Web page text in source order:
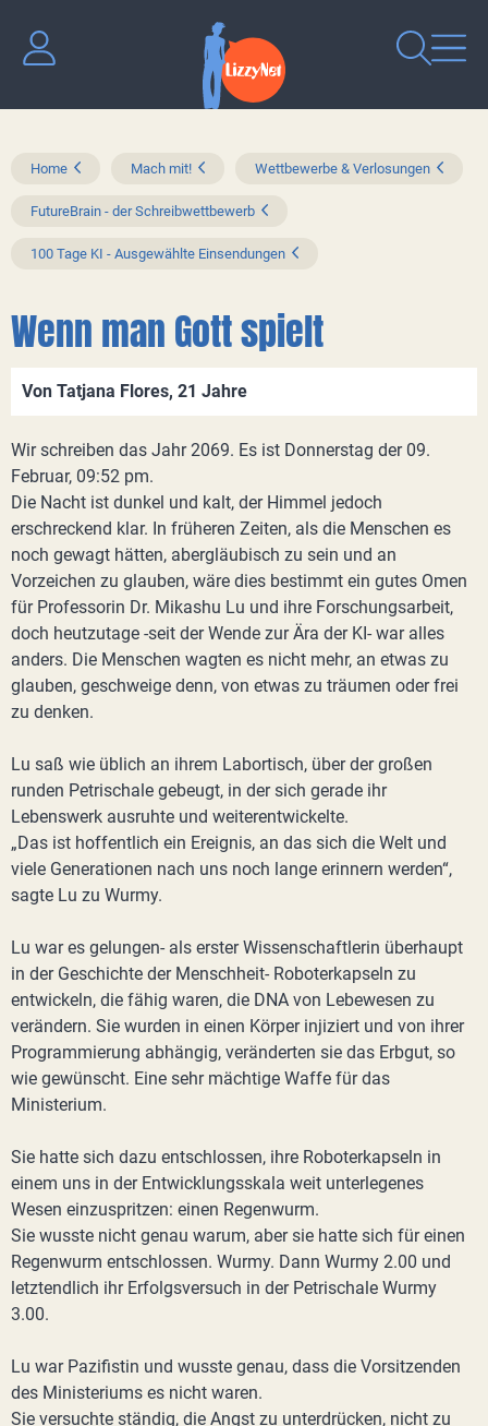
Home Mach mit! Wettbewerbe & Verlosungen
FutureBrain - der Schreibwettbewerb
100 Tage KI - Ausgewählte Einsendungen
Wenn man Gott spielt
Von Tatjana Flores, 21 Jahre
Wir schreiben das Jahr 2069. Es ist Donnerstag der 09.
Februar, 09:52 pm.
Die Nacht ist dunkel und kalt, der Himmel jedoch
erschreckend klar. In früheren Zeiten, als die Menschen es
noch gewagt hätten, abergläubisch zu sein und an
Vorzeichen zu glauben, wäre dies bestimmt ein gutes Omen
für Professorin Dr. Mikashu Lu und ihre Forschungsarbeit,
doch heutzutage -seit der Wende zur Ära der KI- war alles
anders. Die Menschen wagten es nicht mehr, an etwas zu
glauben, geschweige denn, von etwas zu träumen oder frei
zu denken.
Lu saß wie üblich an ihrem Labortisch, über der großen
runden Petrischale gebeugt, in der sich gerade ihr
Lebenswerk ausruhte und weiterentwickelte.
„Das ist hoffentlich ein Ereignis, an das sich die Welt und
viele Generationen nach uns noch lange erinnern werden“,
sagte Lu zu Wurmy.
Lu war es gelungen- als erster Wissenschaftlerin überhaupt
in der Geschichte der Menschheit- Roboterkapseln zu
entwickeln, die fähig waren, die DNA von Lebewesen zu
verändern. Sie wurden in einen Körper injiziert und von ihrer
Programmierung abhängig, veränderten sie das Erbgut, so
wie gewünscht. Eine sehr mächtige Waffe für das
Ministerium.
Sie hatte sich dazu entschlossen, ihre Roboterkapseln in
einem uns in der Entwicklungsskala weit unterlegenes
Wesen einzuspritzen: einen Regenwurm.
Sie wusste nicht genau warum, aber sie hatte sich für einen
Regenwurm entschlossen. Wurmy. Dann Wurmy 2.00 und
letztendlich ihr Erfolgsversuch in der Petrischale Wurmy
3.00.
Lu war Pazifistin und wusste genau, dass die Vorsitzenden
des Ministeriums es nicht waren.
Sie versuchte ständig, die Angst zu unterdrücken, nicht zu